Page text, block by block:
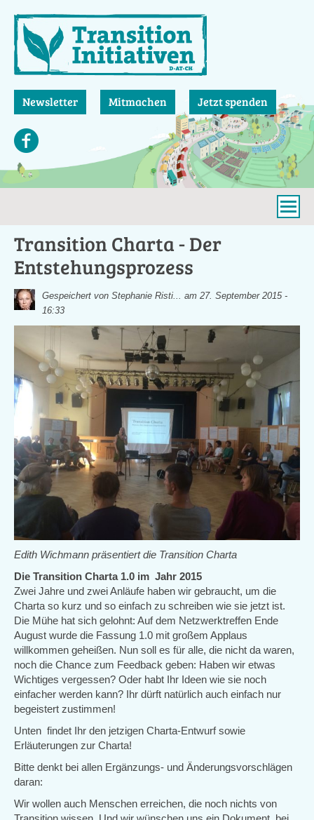
zum
Inhalt
Newsletter Mitmachen Jetzt spenden
Transition Charta - Der
Entstehungsprozess
Gespeichert von Stephanie Risti... am 27. September 2015 -
16:33
Edith Wichmann präsentiert die Transition Charta
Die Transition Charta 1.0 im Jahr 2015
Zwei Jahre und zwei Anläufe haben wir gebraucht, um die
Charta so kurz und so einfach zu schreiben wie sie jetzt ist.
Die Mühe hat sich gelohnt: Auf dem Netzwerktreffen Ende
August wurde die Fassung 1.0 mit großem Applaus
willkommen geheißen. Nun soll es für alle, die nicht da waren,
noch die Chance zum Feedback geben: Haben wir etwas
Wichtiges vergessen? Oder habt Ihr Ideen wie sie noch
einfacher werden kann? Ihr dürft natürlich auch einfach nur
begeistert zustimmen!
Unten findet Ihr den jetzigen Charta-Entwurf sowie
Erläuterungen zur Charta!
Bitte denkt bei allen Ergänzungs- und Änderungsvorschlägen
daran:
Wir wollen auch Menschen erreichen, die noch nichts von